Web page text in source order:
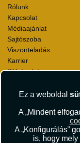
Ez a weboldal
A „Mindent
A „Konfigurálás”
is, hogy
Rólunk
Kapcsolat
Médiaajánlat
Sajtószoba
Viszonteladás
Karrier
Pályázatok
Környezettudatosság
Utazási Csomag
Útlemondás-biztosítás
Utasbiztosítás